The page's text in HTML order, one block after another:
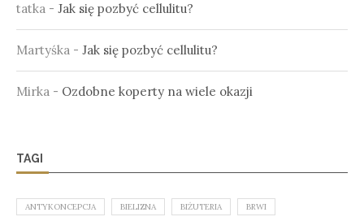
tatka - Jak się pozbyć cellulitu?
Martyśka - Jak się pozbyć cellulitu?
Mirka - Ozdobne koperty na wiele okazji
TAGI
ANTYKONCEPCJA BIELIZNA BIŻUTERIA BRWI